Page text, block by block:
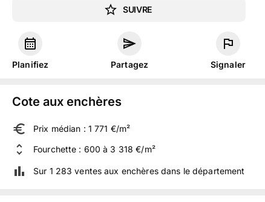
SUIVRE
Planifiez Partagez Signaler
Cote aux enchères
Prix médian : 1 771 €/m²
Fourchette : 600 à 3 318 €/m²
Sur 1 283 ventes aux enchères dans le département